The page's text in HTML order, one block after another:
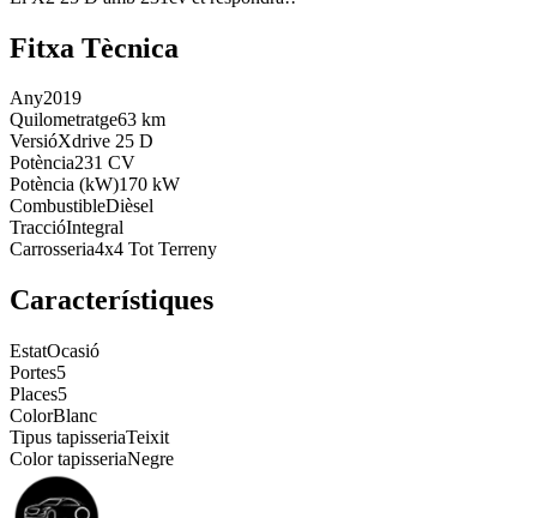
Fitxa Tècnica
Any2019
Quilometratge63 km
VersióXdrive 25 D
Potència231 CV
Potència (kW)170 kW
CombustibleDièsel
TraccióIntegral
Carrosseria4x4 Tot Terreny
Característiques
EstatOcasió
Portes5
Places5
ColorBlanc
Tipus tapisseriaTeixit
Color tapisseriaNegre